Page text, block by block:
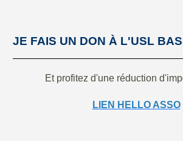
JE FAIS UN DON À L'USL
Et profitez d'une réduction
LIEN HELLO ASSO